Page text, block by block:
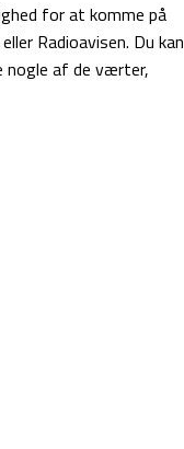
for at komme på
Radioavisen. Du kan
nogle af de værter,